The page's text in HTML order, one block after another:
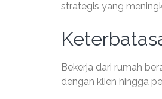
strategis yang
Bekerja dari rumah
dengan klien hingga